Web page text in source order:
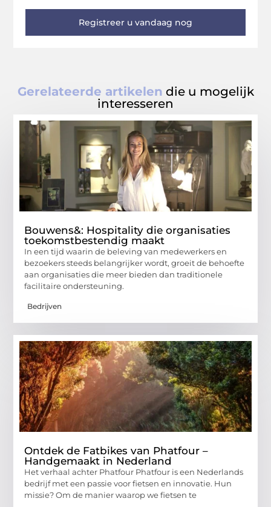
Registreer u vandaag nog
Gerelateerde artikelen die u mogelijk
interesseren
Bouwens&: Hospitality die organisaties
toekomstbestendig maakt
In een tijd waarin de beleving van medewerkers en
bezoekers steeds belangrijker wordt, groeit de behoefte
aan organisaties die meer bieden dan traditionele
facilitaire ondersteuning.
Bedrijven
Ontdek de Fatbikes van Phatfour –
Handgemaakt in Nederland
Het verhaal achter Phatfour Phatfour is een Nederlands
bedrijf met een passie voor fietsen en innovatie. Hun
missie? Om de manier waarop we fietsen te